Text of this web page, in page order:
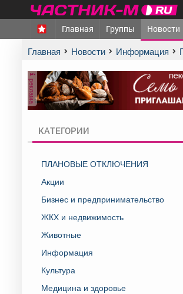
Главная Группы Новости
Главная Новости Информация
реклама
КАТЕГОРИИ
ПЛАНОВЫЕ ОТКЛЮЧЕНИЯ
Акции
Бизнес и предпринимательство
ЖКХ и недвижимость
Животные
Информация
Культура
Медицина и здоровье